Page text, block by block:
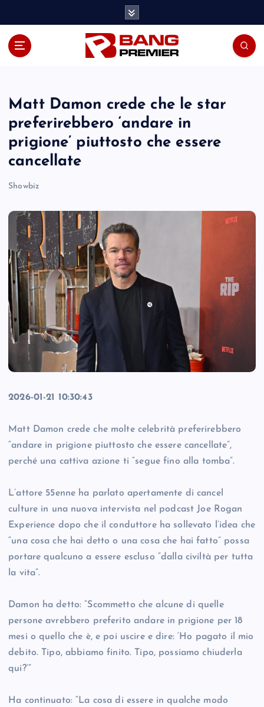
Matt Damon crede che le star
preferirebbero ‘andare in
prigione’ piuttosto che essere
cancellate
Showbiz
2026-01-21 10:30:43
Matt Damon crede che molte celebrità preferirebbero
“andare in prigione piuttosto che essere cancellate”,
perché una cattiva azione ti “segue fino alla tomba”.
L’attore 55enne ha parlato apertamente di cancel
culture in una nuova intervista nel podcast Joe Rogan
Experience dopo che il conduttore ha sollevato l’idea che
“una cosa che hai detto o una cosa che hai fatto” possa
portare qualcuno a essere escluso “dalla civiltà per tutta
la vita”.
Damon ha detto: “Scommetto che alcune di quelle
persone avrebbero preferito andare in prigione per 18
mesi o quello che è, e poi uscire e dire: ‘Ho pagato il mio
debito. Tipo, abbiamo finito. Tipo, possiamo chiuderla
qui?’”
Ha continuato: “La cosa di essere in qualche modo